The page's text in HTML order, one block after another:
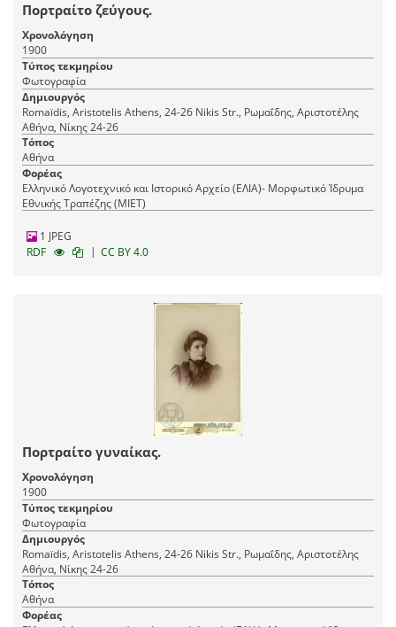
Πορτραίτο ζεύγους.
Χρονολόγηση
1900
Τύπος τεκμηρίου
Φωτογραφία
Δημιουργός
Romaїdis, Aristotelis Athens, 24-26 Nikis Str., Ρωμαΐδης, Αριστοτέλης
Αθήνα, Νίκης 24-26
Τόπος
Αθήνα
Φορέας
Ελληνικό Λογοτεχνικό και Ιστορικό Αρχείο (ΕΛΙΑ)- Μορφωτικό Ίδρυμα
Εθνικής Τραπέζης (ΜΙΕΤ)
1 JPEG
RDF
| CC BY 4.0
Πορτραίτο γυναίκας.
Χρονολόγηση
1900
Τύπος τεκμηρίου
Φωτογραφία
Δημιουργός
Romaїdis, Aristotelis Athens, 24-26 Nikis Str., Ρωμαΐδης, Αριστοτέλης
Αθήνα, Νίκης 24-26
Τόπος
Αθήνα
Φορέας